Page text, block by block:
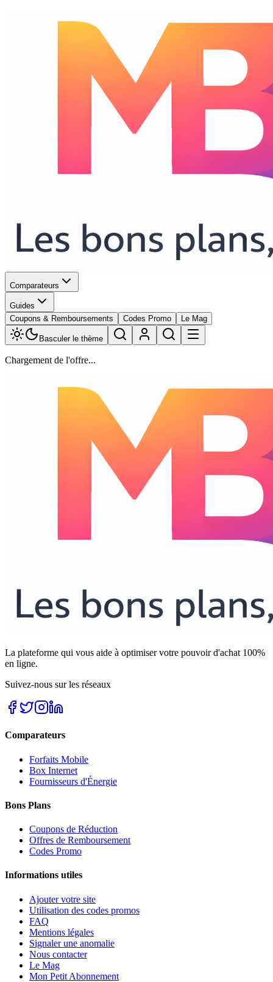
Comparateurs
Guides
Coupons & Remboursements
Codes Promo Le Mag
Basculer le thème
Chargement de l'offre...
La plateforme qui vous aide à optimiser votre pouvoir d'achat 100%
en ligne.
Suivez-nous sur les réseaux
Comparateurs
Forfaits Mobile
Box Internet
Fournisseurs d'Énergie
Bons Plans
Coupons de Réduction
Offres de Remboursement
Codes Promo
Informations utiles
Ajouter votre site
Utilisation des codes promos
FAQ
Mentions légales
Signaler une anomalie
Nous contacter
Le Mag
Mon Petit Abonnement